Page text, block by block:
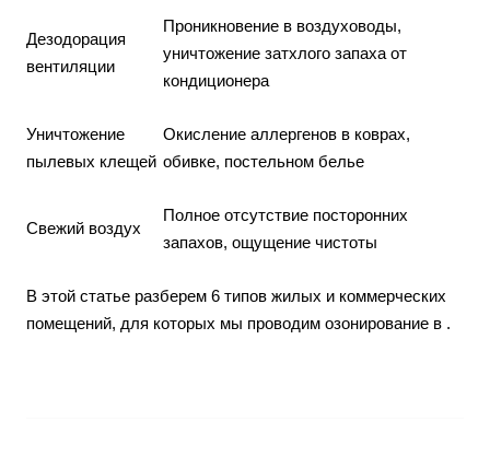
Дезодорация
вентиляции
Проникновение в воздуховоды,
уничтожение затхлого запаха от
кондиционера
Уничтожение
пылевых клещей
Окисление аллергенов в коврах,
обивке, постельном белье
Свежий воздух
Полное отсутствие посторонних
запахов, ощущение чистоты
В этой статье разберем 6 типов жилых и коммерческих
помещений, для которых мы проводим озонирование в .